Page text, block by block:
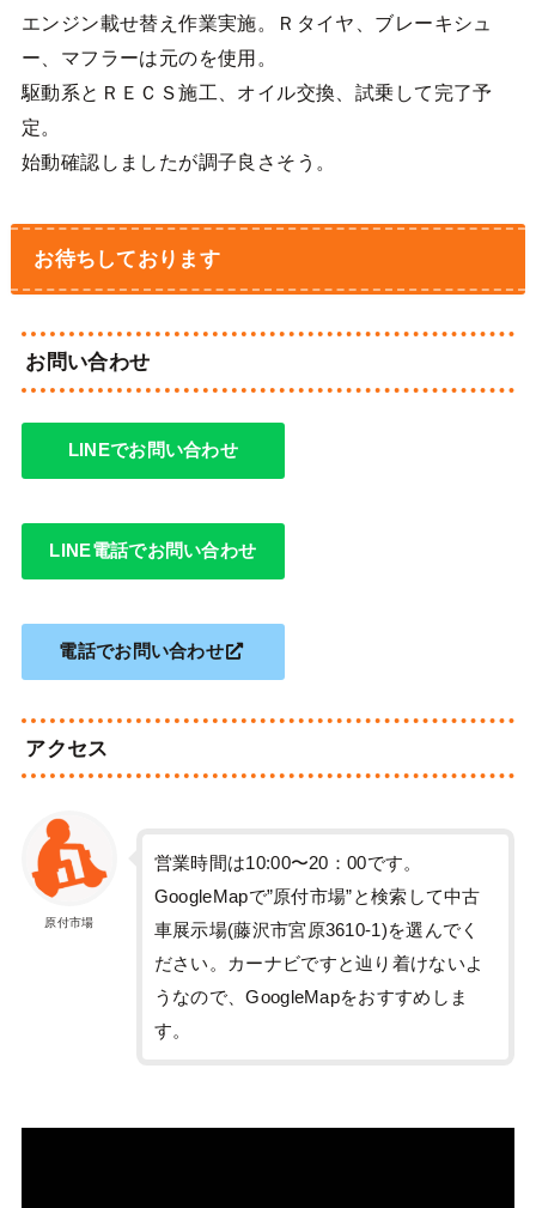
エンジン載せ替え作業実施。Ｒタイヤ、ブレーキシュ
ー、マフラーは元のを使用。
駆動系とＲＥＣＳ施工、オイル交換、試乗して完了予
定。
始動確認しましたが調子良さそう。
お待ちしております
お問い合わせ
LINEでお問い合わせ
LINE電話でお問い合わせ
電話でお問い合わせ
アクセス
原付市場
営業時間は10:00〜20：00です。
GoogleMapで”原付市場”と検索して中古
車展示場(藤沢市宮原3610-1)を選んでく
ださい。カーナビですと辿り着けないよ
うなので、GoogleMapをおすすめしま
す。